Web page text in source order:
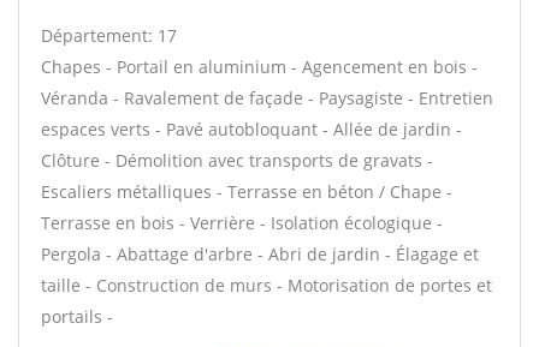
Département: 17
Chapes - Portail en aluminium - Agencement en bois -
Véranda - Ravalement de façade - Paysagiste - Entretien
espaces verts - Pavé autobloquant - Allée de jardin -
Clôture - Démolition avec transports de gravats -
Escaliers métalliques - Terrasse en béton / Chape -
Terrasse en bois - Verrière - Isolation écologique -
Pergola - Abattage d'arbre - Abri de jardin - Élagage et
taille - Construction de murs - Motorisation de portes et
portails -